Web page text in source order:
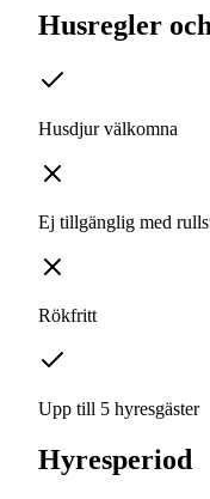
Husregler
Husdjur välkomna
Ej tillgänglig med
Rökfritt
Upp till 5 hyresgäster
Hyresperiod